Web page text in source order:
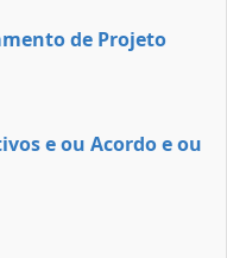
de Projeto
e ou Acordo e ou